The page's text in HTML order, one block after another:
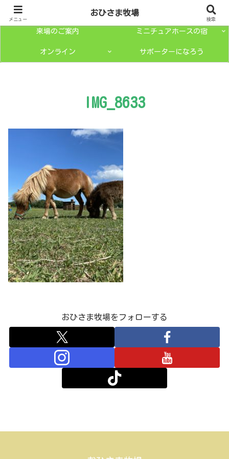
ミニチュアホースとは？
来場のご案内 ミニチュアホースの宿
オンライン サポーターになろう
IMG_8633
おひさま牧場をフォローする
メニュー
おひさま牧場
検索